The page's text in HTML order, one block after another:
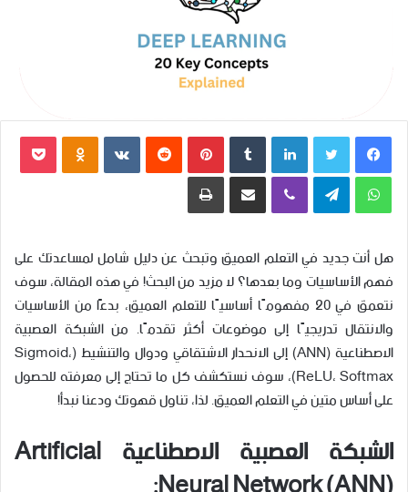
فيسبوكتويتر لينكدإن بينتيريست
واتساب تيلقرام ڤايبر مشاركة عبر البريد طباعة
هل أنت جديد في التعلم العميق وتبحث عن دليل شامل لمساعدتك على
فهم الأساسيات وما بعدها؟ لا مزيد من البحث! في هذه المقالة، سوف
نتعمق في 20 مفهومًا أساسيًا للتعلم العميق، بدءًا من الأساسيات
والانتقال تدريجيًا إلى موضوعات أكثر تقدمًا. من الشبكة العصبية
الاصطناعية (ANN) إلى الانحدار الاشتقاقي ودوال والتنشيط (Sigmoid،
ReLU، Softmax)، سوف نستكشف كل ما تحتاج إلى معرفته للحصول
على أساس متين في التعلم العميق. لذا، تناول قهوتك ودعنا نبدأ!
الشبكة العصبية الاصطناعية Artificial